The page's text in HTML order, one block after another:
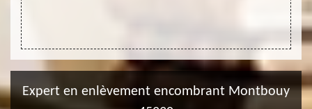
Expert en enlèvement encombrant Montbouy